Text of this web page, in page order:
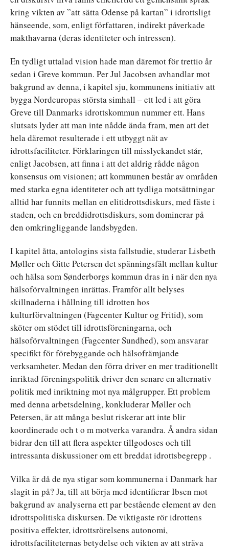
kring vikten av ”att sätta Odense på kartan” i idrottsligt
hänseende, som, enligt författaren, indirekt påverkade
makthavarna (deras identiteter och intressen).
En tydligt uttalad vision hade man däremot för trettio år
sedan i Greve kommun. Per Jul Jacobsen avhandlar mot
bakgrund av denna, i kapitel sju, kommunens initiativ att
bygga Nordeuropas största simhall – ett led i att göra
Greve till Danmarks idrottskommun nummer ett. Hans
slutsats lyder att man inte nådde ända fram, men att det
hela däremot resulterade i ett utbyggt nät av
idrottsfaciliteter. Förklaringen till misslyckandet står,
enligt Jacobsen, att finna i att det aldrig rådde någon
konsensus om visionen; att kommunen består av områden
med starka egna identiteter och att tydliga motsättningar
alltid har funnits mellan en elitidrottsdiskurs, med fäste i
staden, och en breddidrottsdiskurs, som dominerar på
den omkringliggande landsbygden.
I kapitel åtta, antologins sista fallstudie, studerar Lisbeth
Møller och Gitte Petersen det spänningsfält mellan kultur
och hälsa som Sønderborgs kommun dras in i när den nya
hälsoförvaltningen inrättas. Framför allt belyses
skillnaderna i hållning till idrotten hos
kulturförvaltningen (Fagcenter Kultur og Fritid), som
sköter om stödet till idrottsföreningarna, och
hälsoförvaltningen (Fagcenter Sundhed), som ansvarar
specifikt för förebyggande och hälsofrämjande
verksamheter. Medan den förra driver en mer traditionellt
inriktad föreningspolitik driver den senare en alternativ
politik med inriktning mot nya målgrupper. Ett problem
med denna arbetsdelning, konkluderar Møller och
Petersen, är att många beslut riskerar att inte blir
koordinerade och t o m motverka varandra. Å andra sidan
bidrar den till att flera aspekter tillgodoses och till
intressanta diskussioner om ett breddat idrottsbegrepp .
Vilka är då de nya stigar som kommunerna i Danmark har
slagit in på? Ja, till att börja med identifierar Ibsen mot
bakgrund av analyserna ett par bestående element av den
idrottspolitiska diskursen. De viktigaste rör idrottens
positiva effekter, idrottsrörelsens autonomi,
idrottsfaciliteternas betydelse och vikten av att sträva